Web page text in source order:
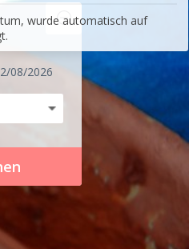
wurde automatisch auf
08/2026